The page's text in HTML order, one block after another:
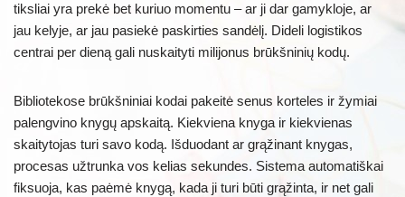
tiksliai yra prekė bet kuriuo momentu – ar ji dar gamykloje, ar
jau kelyje, ar jau pasiekė paskirties sandėlį. Dideli logistikos
centrai per dieną gali nuskaityti milijonus brūkšninių kodų.
Bibliotekose brūkšniniai kodai pakeitė senus korteles ir žymiai
palengvino knygų apskaitą. Kiekviena knyga ir kiekvienas
skaitytojas turi savo kodą. Išduodant ar grąžinant knygas,
procesas užtrunka vos kelias sekundes. Sistema automatiškai
fiksuoja, kas paėmė knygą, kada ji turi būti grąžinta, ir net gali